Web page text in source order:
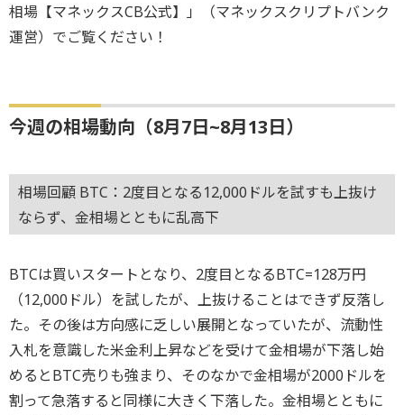
相場【マネックスCB公式】」（マネックスクリプトバンク
運営）でご覧ください！
今週の相場動向（8月7日~8月13日）
相場回顧 BTC：2度目となる12,000ドルを試すも上抜け
ならず、金相場とともに乱高下
BTCは買いスタートとなり、2度目となるBTC=128万円
（12,000ドル）を試したが、上抜けることはできず反落し
た。その後は方向感に乏しい展開となっていたが、流動性
入札を意識した米金利上昇などを受けて金相場が下落し始
めるとBTC売りも強まり、そのなかで金相場が2000ドルを
割って急落すると同様に大きく下落した。金相場とともに